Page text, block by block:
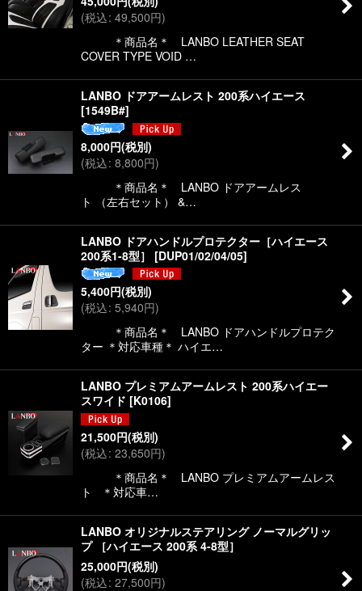
(税込: 49,500円)
＊商品名＊ LANBO LEATHER SEAT
COVER TYPE VOID …
LANBO ドアアームレスト 200系ハイエース
[1549B#]
8,000円(税別)
(税込: 8,800円)
＊商品名＊ LANBO ドアアームレス
ト （左右セット） &…
LANBO ドアハンドルプロテクター［ハイエース
200系1-8型］
[DUP01/02/04/05]
5,400円(税別)
(税込: 5,940円)
＊商品名＊ LANBO ドアハンドルプロテク
ター ＊対応車種＊ ハイエ…
LANBO プレミアムアームレスト 200系ハイエー
スワイド [K0106]
21,500円(税別)
(税込: 23,650円)
＊商品名＊ LANBO プレミアムアームレス
ト ＊対応車…
LANBO オリジナルステアリング ノーマルグリッ
プ ［ハイエース 200系 4-8型］
25,000円(税別)
(税込: 27,500円)